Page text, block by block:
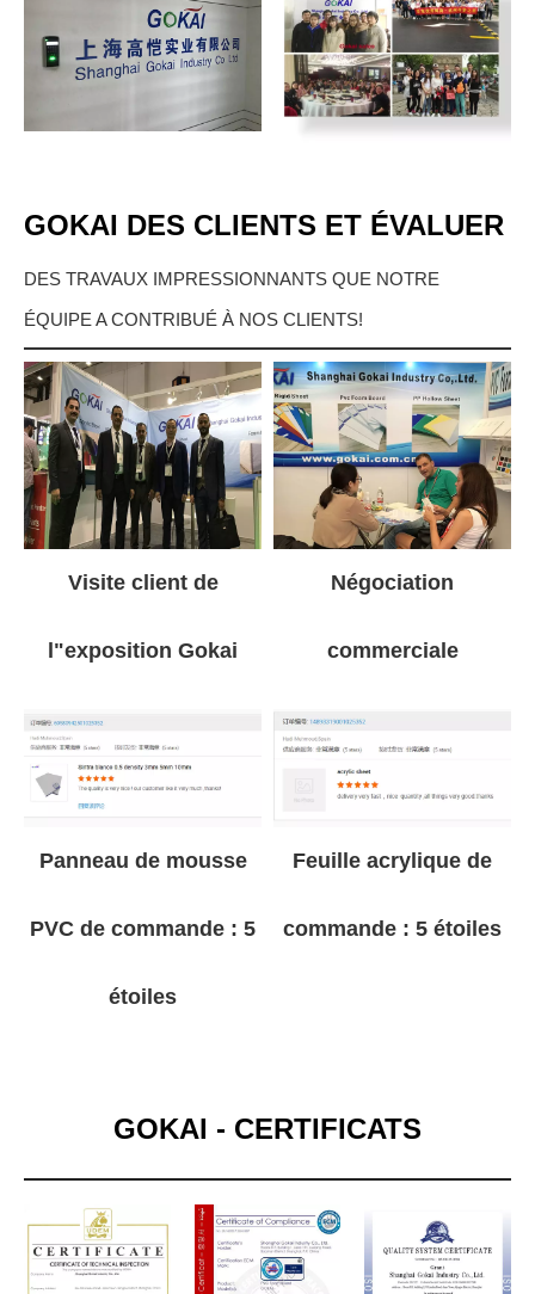
GOKAI DES CLIENTS ET ÉVALUER
DES TRAVAUX IMPRESSIONNANTS QUE NOTRE
ÉQUIPE A CONTRIBUÉ À NOS CLIENTS!
Visite client de
l"exposition Gokai
Négociation
commerciale
Panneau de mousse
PVC de commande : 5
étoiles
Feuille acrylique de
commande : 5 étoiles
GOKAI - CERTIFICATS